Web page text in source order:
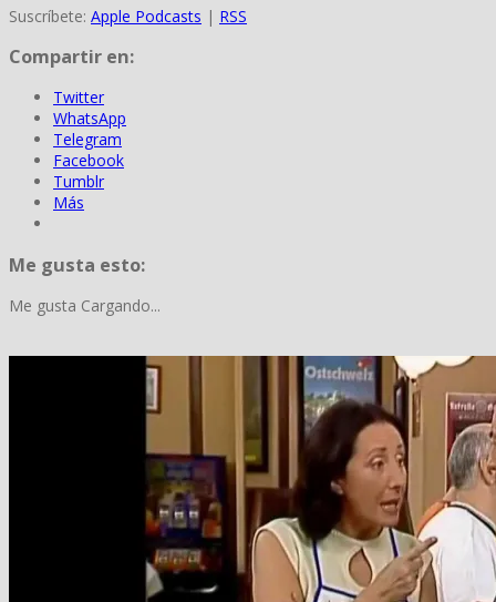
Suscríbete: Apple Podcasts | RSS
Compartir en:
Twitter
WhatsApp
Telegram
Facebook
Tumblr
Más
Me gusta esto:
Me gusta Cargando...